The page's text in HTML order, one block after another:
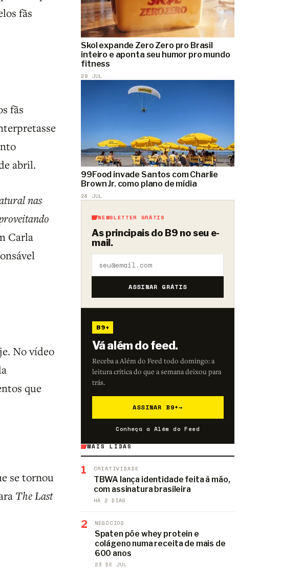
fãs
fãs
abril.
nas
Carla
No vídeo
que
se tornou
The Last
Skol expande Zero Zero pro Brasil
inteiro e aponta seu humor pro mundo
fitness
28 JUL
99Food invade Santos com Charlie
Brown Jr. como plano de mídia
24 JUL
NEWSLETTER GRÁTIS
As principais do B9 no seu e-
mail.
ASSINAR GRÁTIS
B9+
Vá além do feed.
Receba a Além do Feed todo domingo: a
leitura crítica do que a semana deixou para
trás.
ASSINAR B9+→
Conheça a Além do Feed
MAIS LIDAS
1 CRIATIVIDADE
TBWA lança identidade feita à mão,
com assinatura brasileira
HÁ 2 DIAS
2 NEGÓCIOS
Spaten põe whey protein e
colágeno numa receita de mais de
600 anos
23 DE JUL